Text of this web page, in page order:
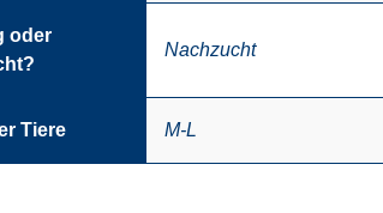
oder
Nachzucht
Tiere M-L